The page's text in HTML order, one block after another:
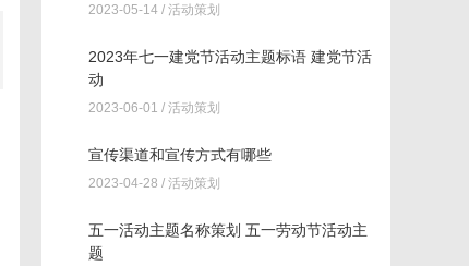
2023-05-14 / 活动策划
2023年七一建党节活动主题标语 建党节活
动
2023-06-01 / 活动策划
宣传渠道和宣传方式有哪些
2023-04-28 / 活动策划
五一活动主题名称策划 五一劳动节活动主
题